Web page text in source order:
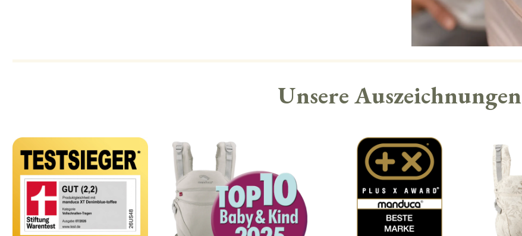
Unsere Auszeichnungen